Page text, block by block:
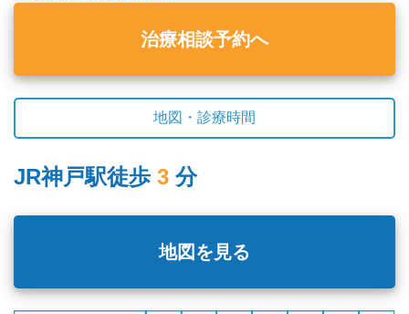
治療相談予約へ
地図・診療時間
JR神戸駅徒歩 3 分
地図を見る